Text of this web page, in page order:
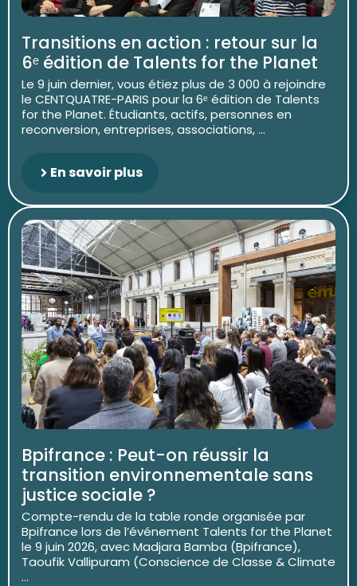
Transitions en action : retour sur la
6ᵉ édition de Talents for the Planet
Le 9 juin dernier, vous étiez plus de 3 000 à rejoindre
le CENTQUATRE-PARIS pour la 6ᵉ édition de Talents
for the Planet. Étudiants, actifs, personnes en
reconversion, entreprises, associations, ...
En savoir plus
Bpifrance : Peut-on réussir la
transition environnementale sans
justice sociale ?
Compte-rendu de la table ronde organisée par
Bpifrance lors de l’événement Talents for the Planet
le 9 juin 2026, avec Madjara Bamba (Bpifrance),
Taoufik Vallipuram (Conscience de Classe & Climate
...